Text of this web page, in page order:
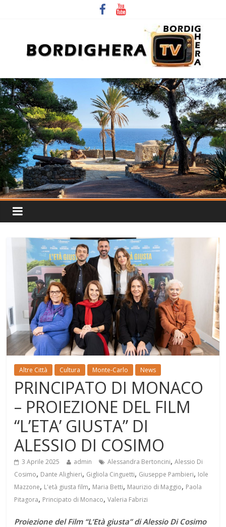
Altre Città Cultura Monte-Carlo News
PRINCIPATO DI MONACO
– PROIEZIONE DEL FILM
“L’ETA’ GIUSTA” DI
ALESSIO DI COSIMO
3 Aprile 2025 admin Alessandra Bertoncini,Alessio Di
Cosimo, Dante Alighieri, Gigliola Cinguetti, Giuseppe Pambieri, Iole
Mazzone, L'età giusta film, Maria Betti, Maurizio di Maggio, Paola
Pitagora, Principato di Monaco,Valeria Fabrizi
Proiezione del Film “L’Età giusta” di Alessio Di Cosimo